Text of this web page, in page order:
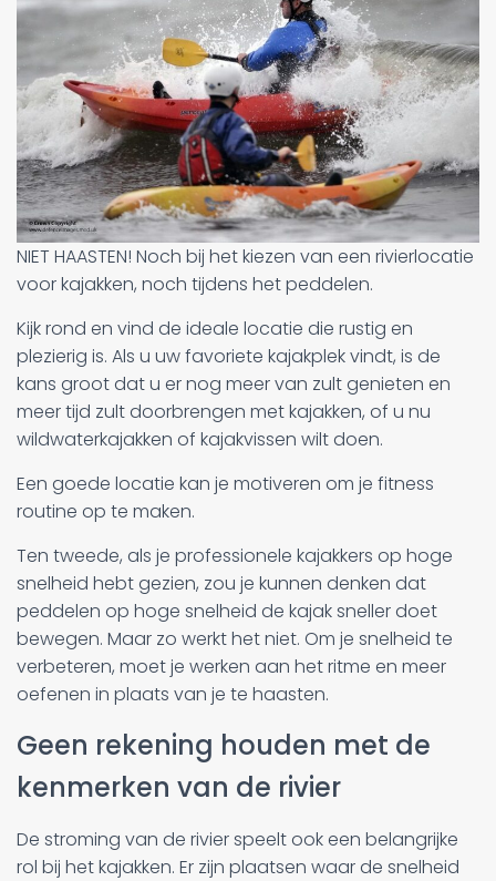
NIET HAASTEN! Noch bij het kiezen van een rivierlocatie
voor kajakken, noch tijdens het peddelen.
Kijk rond en vind de ideale locatie die rustig en
plezierig is. Als u uw favoriete kajakplek vindt, is de
kans groot dat u er nog meer van zult genieten en
meer tijd zult doorbrengen met kajakken, of u nu
wildwaterkajakken of kajakvissen wilt doen.
Een goede locatie kan je motiveren om je fitness
routine op te maken.
Ten tweede, als je professionele kajakkers op hoge
snelheid hebt gezien, zou je kunnen denken dat
peddelen op hoge snelheid de kajak sneller doet
bewegen. Maar zo werkt het niet. Om je snelheid te
verbeteren, moet je werken aan het ritme en meer
oefenen in plaats van je te haasten.
Geen rekening houden met de
kenmerken van de rivier
De stroming van de rivier speelt ook een belangrijke
rol bij het kajakken. Er zijn plaatsen waar de snelheid